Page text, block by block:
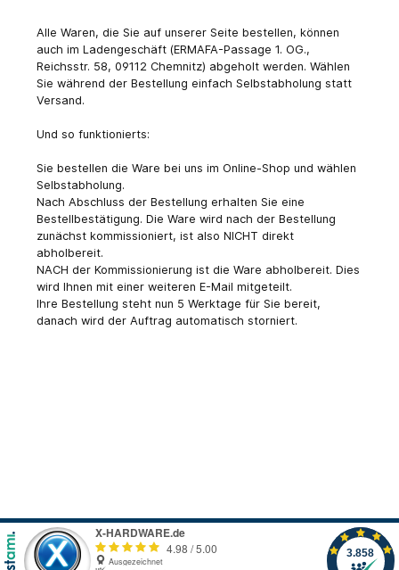
Alle Waren, die Sie auf unserer Seite bestellen, können
auch im Ladengeschäft (ERMAFA-Passage 1. OG.,
Reichsstr. 58, 09112 Chemnitz) abgeholt werden. Wählen
Sie während der Bestellung einfach Selbstabholung statt
Versand.
Und so funktionierts:
Sie bestellen die Ware bei uns im Online-Shop und wählen
Selbstabholung.
Nach Abschluss der Bestellung erhalten Sie eine
Bestellbestätigung. Die Ware wird nach der Bestellung
zunächst kommissioniert, ist also NICHT direkt
abholbereit.
NACH der Kommissionierung ist die Ware abholbereit. Dies
wird Ihnen mit einer weiteren E-Mail mitgeteilt.
Ihre Bestellung steht nun 5 Werktage für Sie bereit,
danach wird der Auftrag automatisch storniert.